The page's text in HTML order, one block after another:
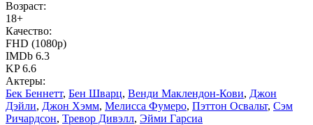
Возраст:
18+
Качество:
FHD (1080p)
IMDb 6.3
KP 6.6
Актеры:
Бек Беннетт, Бен Шварц, Венди Маклендон-Кови, Джон
Дэйли, Джон Хэмм, Мелисса Фумеро, Пэттон Освальт, Сэм
Ричардсон, Тревор Дивэлл, Эйми Гарсиа